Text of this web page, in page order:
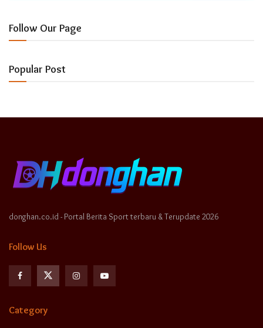
Follow Our Page
Popular Post
donghan.co.id - Portal Berita Sport terbaru & Terupdate 2026
Follow Us
Category